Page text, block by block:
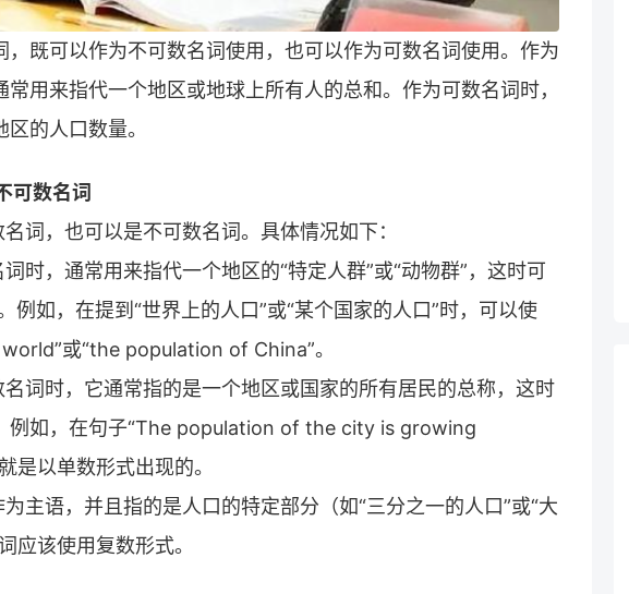
既可以作为不可数名词使用，也可以作为可数名词使用。作为
用来指代一个地区或地球上所有人的总和。作为可数名词时，
的人口数量。
可数名词
词，也可以是不可数名词。具体情况如下：
时，通常用来指代一个地区的“特定人群”或“动物群”，这时可
例如，在提到“世界上的人口”或“某个国家的人口”时，可以使
或“the population of China”。
词时，它通常指的是一个地区或国家的所有居民的总称，这时
例如，在句子“The population of the city is growing
是以单数形式出现的。
主语，并且指的是人口的特定部分（如“三分之一的人口”或“大
应该使用复数形式。